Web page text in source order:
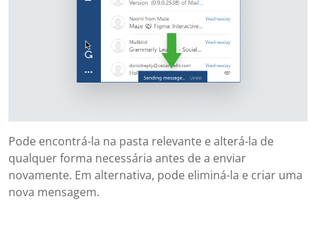
Pode encontrá-la na pasta relevante e alterá-la de
qualquer forma necessária antes de a enviar
novamente. Em alternativa, pode eliminá-la e criar uma
nova mensagem.